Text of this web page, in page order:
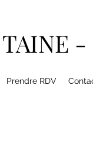
Prendre RDV